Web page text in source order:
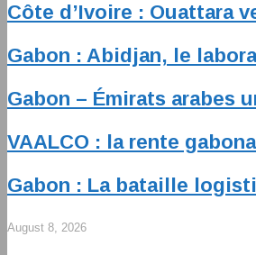
Côte d’Ivoire : Ouattara
Gabon : Abidjan, le
Gabon – Émirats arabes
VAALCO : la rente
Gabon : La bataille
August 8, 2026